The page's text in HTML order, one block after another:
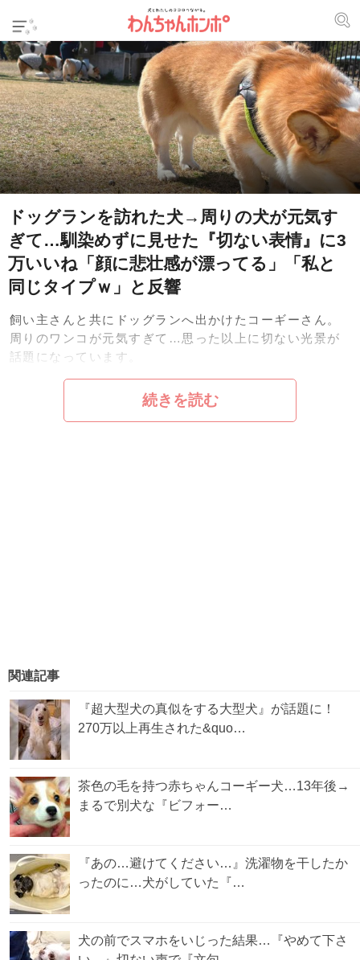
ドッグランを訪れた犬→周りの犬が元気す
ぎて…馴染めずに見せた『切ない表情』に3
万いいね「顔に悲壮感が漂ってる」「私と
同じタイプｗ」と反響
飼い主さんと共にドッグランへ出かけたコーギーさん。
周りのワンコが元気すぎて…思った以上に切ない光景が
話題になっています。
続きを読む
関連記事
『超大型犬の真似をする大型犬』が話題に！
270万以上再生された&quo…
茶色の毛を持つ赤ちゃんコーギー犬…13年後→
まるで別犬な『ビフォー…
『あの…避けてください…』洗濯物を干したか
ったのに…犬がしていた『…
犬の前でスマホをいじった結果…『やめて下さ